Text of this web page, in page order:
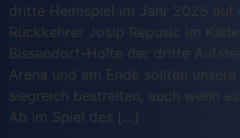
dritte Heimspiel im Jahr 2025 auf
Rückkehrer Josip Repusic im
Bissendorf-Holte der dritte
Arena und am Ende sollten
siegreich bestreiten, auch wenn
Ab im Spiel des […]